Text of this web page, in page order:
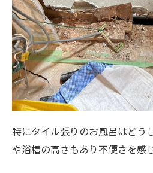
特にタイル張りのお風呂はどう
や浴槽の高さもあり不便さを感